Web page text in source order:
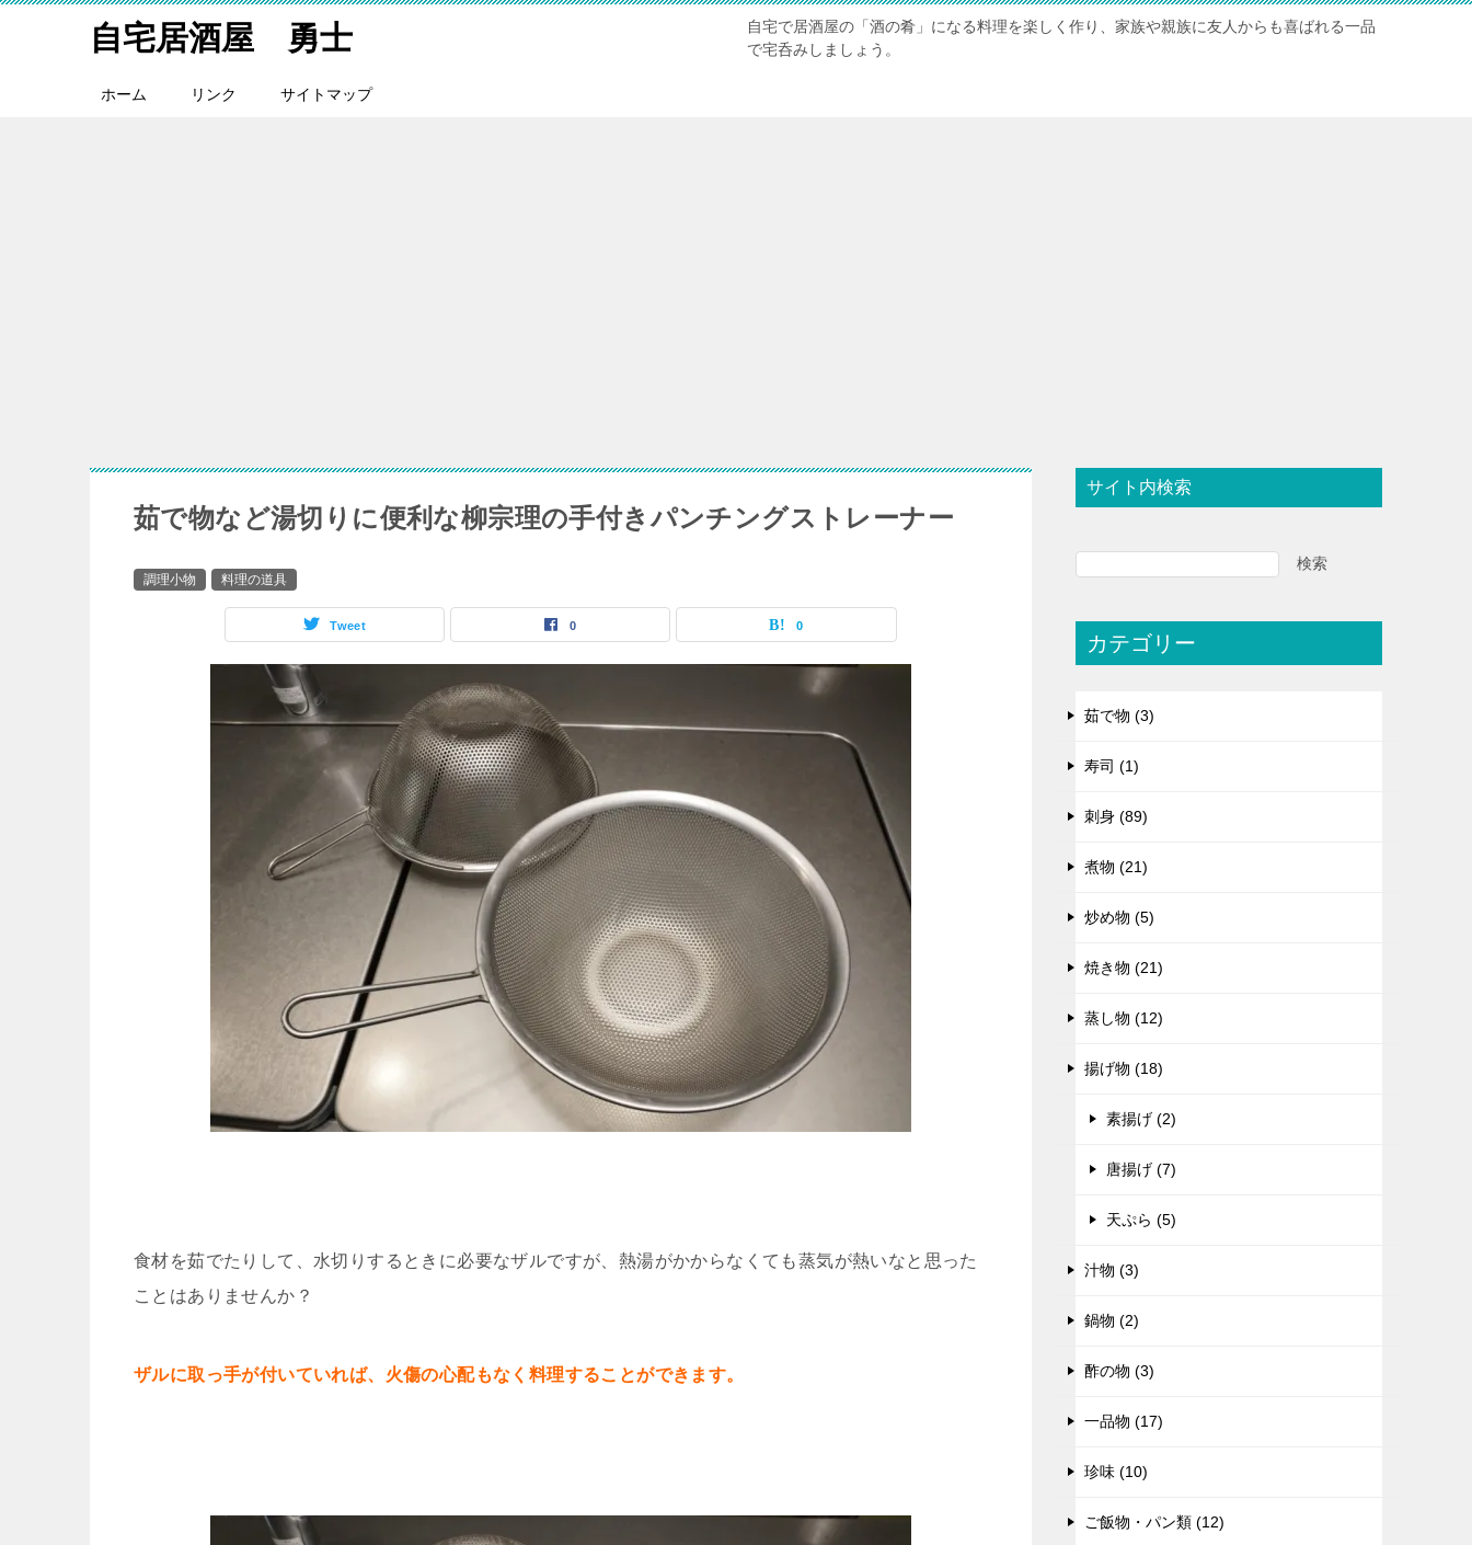
自宅居酒屋 勇士
自宅で居酒屋の「酒の肴」になる料理を楽しく作り、家族や親族に友人からも喜ばれる一品
で宅呑みしましょう。
ホーム リンク サイトマップ
茹で物など湯切りに便利な柳宗理の手付きパンチングストレーナー
調理小物 料理の道具
Tweet 0 0
食材を茹でたりして、水切りするときに必要なザルですが、熱湯がかからなくても蒸気が熱いなと思った
ことはありませんか？
ザルに取っ手が付いていれば、火傷の心配もなく料理することができます。
サイト内検索
検索
カテゴリー
茹で物 (3)
寿司 (1)
刺身 (89)
煮物 (21)
炒め物 (5)
焼き物 (21)
蒸し物 (12)
揚げ物 (18)
素揚げ (2)
唐揚げ (7)
天ぷら (5)
汁物 (3)
鍋物 (2)
酢の物 (3)
一品物 (17)
珍味 (10)
ご飯物・パン類 (12)